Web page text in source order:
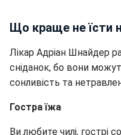
Що краще не їсти
Лікар Адріан Шнайдер
сніданок, бо вони
сонливість та
Гостра їжа
Ви любите чилі, гострі